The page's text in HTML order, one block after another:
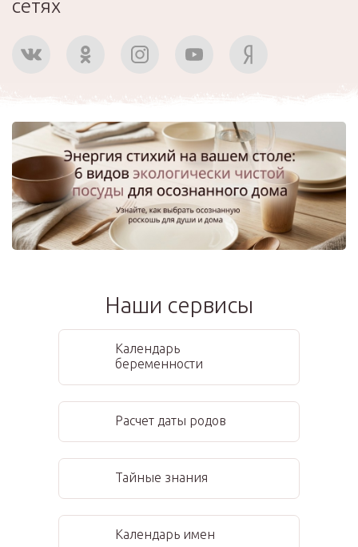
сетях
Наши сервисы
Календарь
беременности
Расчет даты родов
Тайные знания
Календарь имен